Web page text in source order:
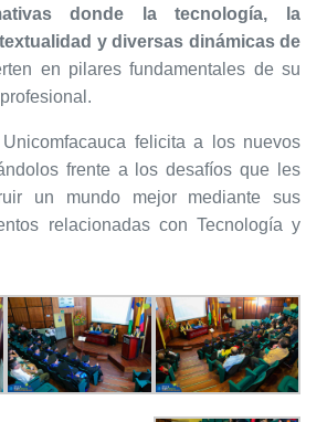
donde la tecnología, la
y diversas dinámicas de
en pilares fundamentales de su
felicita a los nuevos
frente a los desafíos que les
un mundo mejor mediante sus
relacionadas con Tecnología y